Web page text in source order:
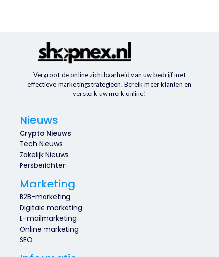
Vergroot de online zichtbaarheid van uw bedrijf met
effectieve marketingstrategieën. Bereik meer klanten en
versterk uw merk online!
Nieuws
Crypto Nieuws
Tech Nieuws
Zakelijk Nieuws
Persberichten
Marketing
B2B-marketing
Digitale marketing
E-mailmarketing
Online marketing
SEO